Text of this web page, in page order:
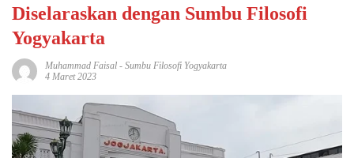
Diselaraskan dengan Sumbu Filosofi
Yogyakarta
Muhammad Faisal - Sumbu Filosofi Yogyakarta
4 Maret 2023